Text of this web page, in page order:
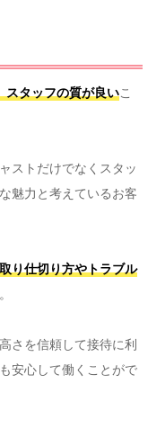
スタッフの質が良いこ
ストだけでなくスタッ
魅力と考えているお客
り仕切り方やトラブル
さを信頼して接待に利
安心して働くことがで